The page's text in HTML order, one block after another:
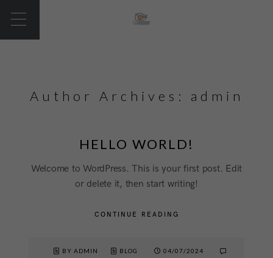
Author Archives: admin
HELLO WORLD!
Welcome to WordPress. This is your first post. Edit
or delete it, then start writing!
CONTINUE READING
BY ADMIN BLOG
04/07/2024